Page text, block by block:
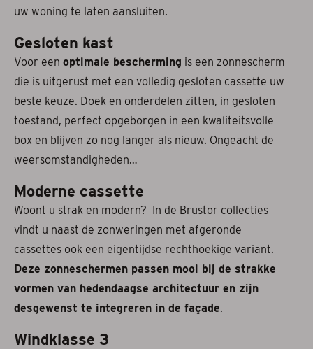
uw woning te laten aansluiten.
Gesloten kast
Voor een optimale bescherming is een zonnescherm
die is uitgerust met een volledig gesloten cassette uw
beste keuze. Doek en onderdelen zitten, in gesloten
toestand, perfect opgeborgen in een kwaliteitsvolle
box en blijven zo nog langer als nieuw. Ongeacht de
weersomstandigheden…
Moderne cassette
Woont u strak en modern? In de Brustor collecties
vindt u naast de zonweringen met afgeronde
cassettes ook een eigentijdse rechthoekige variant.
Deze zonneschermen passen mooi bij de strakke
vormen van hedendaagse architectuur en zijn
desgewenst te integreren in de façade.
Windklasse 3